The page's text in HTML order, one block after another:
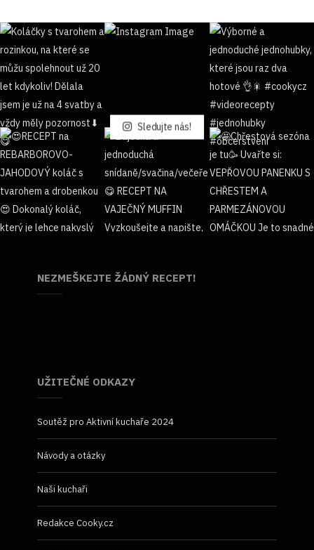
Sledujte nás!
NEZMEŠKEJTE ŽÁDNÝ RECEPT!
UŽITEČNÉ ODKAZY
Soutěž pro Aktivní kuchaře 2024
Návody a otázky
Naši kuchaři
Redakce Cooky.cz